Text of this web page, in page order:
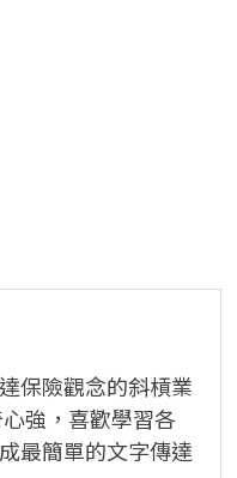
保險觀念的斜槓業
強，喜歡學習各
最簡單的文字傳達